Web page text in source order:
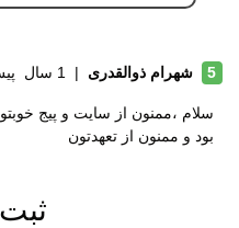
5 شهرام ذوالقدری | 1 سال پیش
سلام ،ممنون از سایت و پیج
بود و ممنون از تعهدتون